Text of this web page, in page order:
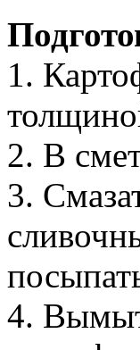
1.
2. В
3.
4.